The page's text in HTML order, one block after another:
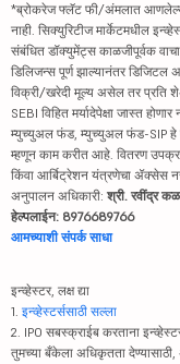
*ब्रोकरेज फ्लॅट फी/अंमलात
नाही. सिक्युरिटीज मार्केटमधील
संबंधित डॉक्युमेंट्स काळजीपूर्वक
डिलिजन्स पूर्ण झाल्यानंतर
विक्री/खरेदी मूल्य असेल तर
SEBI विहित मर्यादेपेक्षा जास्त होणार
म्युच्युअल फंड, म्युच्युअल फंड-SIP हे
म्हणून काम करीत आहे. वितरण
किंवा आर्बिट्रेशन यंत्रणेचा ॲक्सेस
अनुपालन अधिकारी: श्री. रवींद्र
हेल्पलाईन: 8976689766
आमच्याशी संपर्क साधा
इन्व्हेस्टर, लक्ष द्या
1. इन्व्हेस्टर्ससाठी सल्ला
2. IPO सबस्क्राईब करताना
तुमच्या बँकेला अधिकृतता